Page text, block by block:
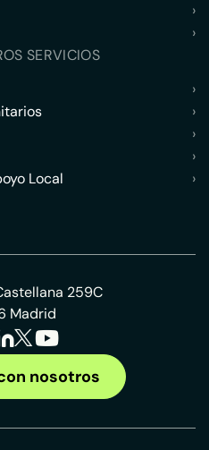
›
›
SERVICIOS
›
›
›
›
Local
›
259C
Madrid
nosotros